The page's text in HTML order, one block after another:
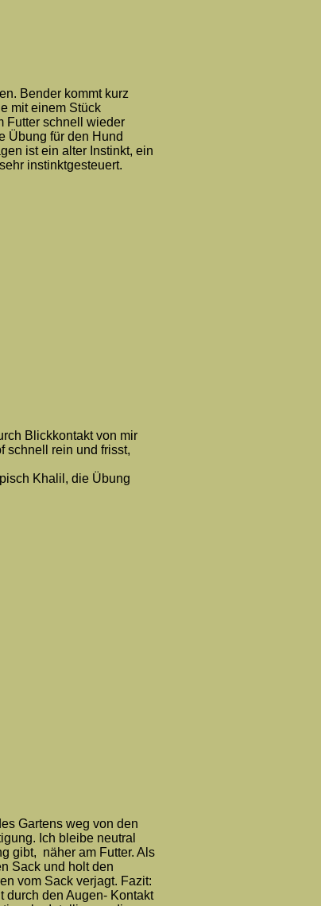
Bender kommt kurz
mit einem Stück
Futter schnell wieder
Übung für den Hund
ist ein alter Instinkt, ein
instinktgesteuert.
Blickkontakt von mir
schnell rein und frisst,
Khalil, die Übung
Gartens weg von den
Ich bleibe neutral
gibt, näher am Futter. Als
Sack und holt den
vom Sack verjagt. Fazit:
den Augen- Kontakt